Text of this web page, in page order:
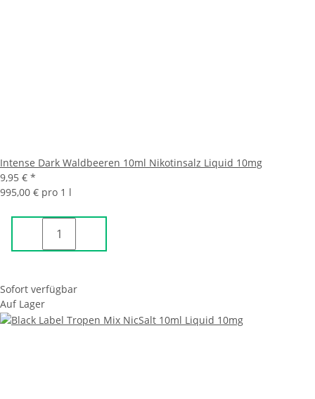
Intense Dark Waldbeeren 10ml Nikotinsalz Liquid 10mg
9,95 € *
995,00 € pro 1 l
Sofort verfügbar
Auf Lager